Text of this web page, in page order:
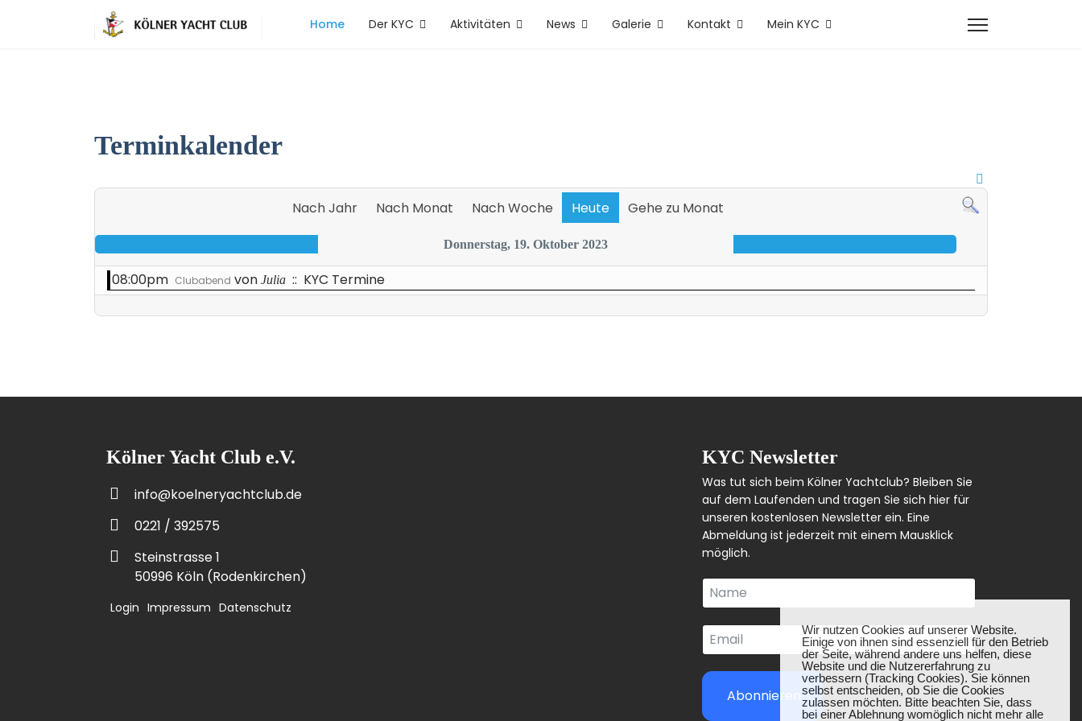
Wir nutzen Cookies auf unserer Website.
Einige von ihnen sind essenziell für den Betrieb
der Seite, während andere uns helfen, diese
Website und die Nutzererfahrung zu
verbessern (Tracking Cookies). Sie können
selbst entscheiden, ob Sie die Cookies
zulassen möchten. Bitte beachten Sie, dass
bei einer Ablehnung womöglich nicht mehr alle
Home Der KYC Aktivitäten News Galerie Kontakt Mein KYC
Terminkalender
Nach Jahr Nach Monat Nach Woche Heute Gehe zu Monat
Donnerstag, 19. Oktober 2023
08:00pm Clubabend von Julia :: KYC Termine
Kölner Yacht Club e.V.
info@koelneryachtclub.de
0221 / 392575
Steinstrasse 1
50996 Köln (Rodenkirchen)
Login Impressum Datenschutz
KYC Newsletter
Was tut sich beim Kölner Yachtclub? Bleiben Sie
auf dem Laufenden und tragen Sie sich hier für
unseren kostenlosen Newsletter ein. Eine
Abmeldung ist jederzeit mit einem Mausklick
möglich.
Abonnieren